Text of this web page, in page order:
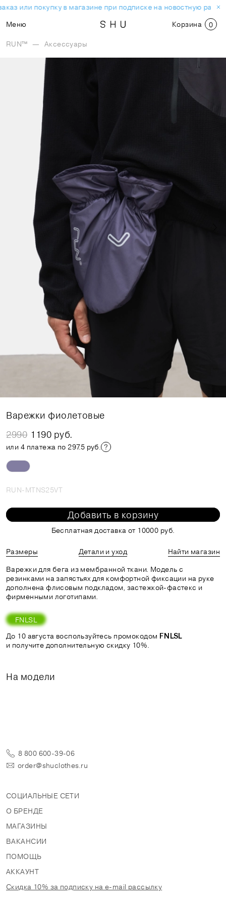
или покупку в магазине при подписке на новостную
Меню
Корзина 0
RUN™ — Аксессуары
Варежки фиолетовые
2990 1190 руб.
или 4 платежа по 297.5 руб.
RUN-MTNS25VT
Добавить в корзину
Бесплатная доставка от 10000 руб.
Размеры Детали и уход
Найти магазин
Варежки для бега из мембранной ткани. Модель с
резинками на запястьях для комфортной фиксации на руке
дополнена флисовым подкладом, застежкой-фастекс и
фирменными логотипами.
FNLSL
До 10 августа воспользуйтесь промокодом FNLSL
и получите дополнительную скидку 10%.
На модели
8 800 600-39-06
order@shuclothes.ru
СОЦИАЛЬНЫЕ СЕТИ
О БРЕНДЕ
МАГАЗИНЫ
ВАКАНСИИ
ПОМОЩЬ
АККАУНТ
Скидка 10% за подписку на e-mail рассылку